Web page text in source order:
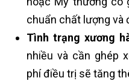
chuẩn chất lượng và
Tình trạng xương
nhiều và cần ghép
phí điều trị sẽ tăng